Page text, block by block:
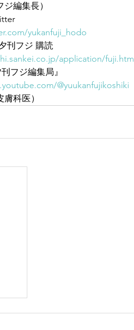
編集長）
yukanfuji_hodo
刊フジ 購読
application/fuji.html
フジ編集局』
@yuukanfujikoshiki
科医）